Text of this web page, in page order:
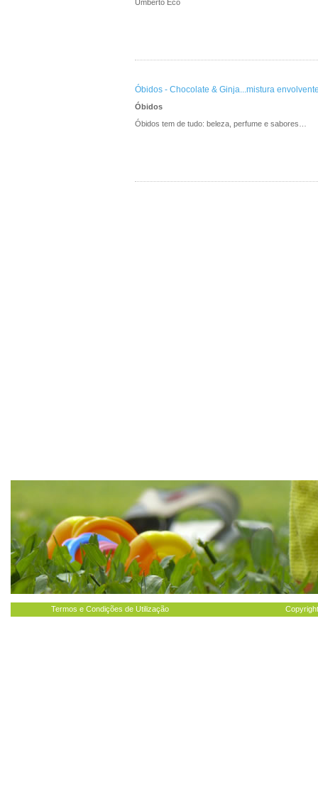
Umberto Eco
Óbidos - Chocolate & Ginja...mistura
Óbidos
Óbidos tem de tudo: beleza, perfume e sabores…
Termos e Condições de Utilização